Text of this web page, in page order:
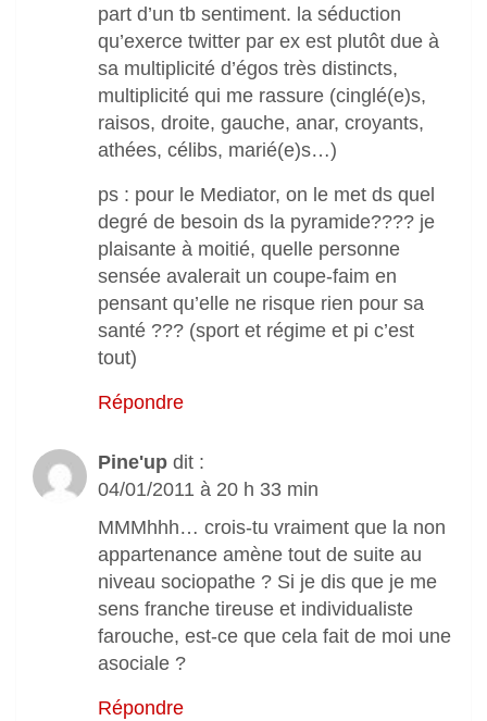
part d’un tb sentiment. la séduction
qu’exerce twitter par ex est plutôt due à
sa multiplicité d’égos très distincts,
multiplicité qui me rassure (cinglé(e)s,
raisos, droite, gauche, anar, croyants,
athées, célibs, marié(e)s…)
ps : pour le Mediator, on le met ds quel
degré de besoin ds la pyramide???? je
plaisante à moitié, quelle personne
sensée avalerait un coupe-faim en
pensant qu’elle ne risque rien pour sa
santé ??? (sport et régime et pi c’est
tout)
Répondre
Pine'up dit :
04/01/2011 à 20 h 33 min
MMMhhh… crois-tu vraiment que la non
appartenance amène tout de suite au
niveau sociopathe ? Si je dis que je me
sens franche tireuse et individualiste
farouche, est-ce que cela fait de moi une
asociale ?
Répondre